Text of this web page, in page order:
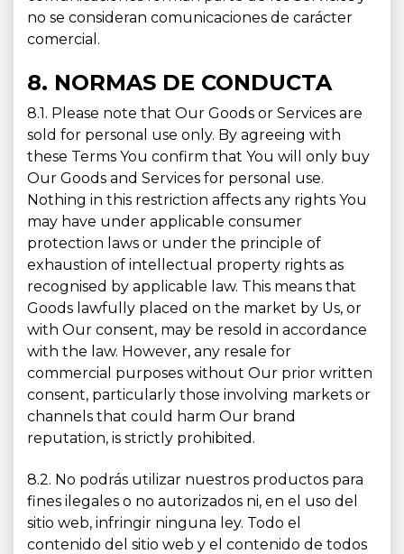
no se consideran comunicaciones de carácter
comercial.
8. NORMAS DE CONDUCTA
8.1. Please note that Our Goods or Services are
sold for personal use only. By agreeing with
these Terms You confirm that You will only buy
Our Goods and Services for personal use.
Nothing in this restriction affects any rights You
may have under applicable consumer
protection laws or under the principle of
exhaustion of intellectual property rights as
recognised by applicable law. This means that
Goods lawfully placed on the market by Us, or
with Our consent, may be resold in accordance
with the law. However, any resale for
commercial purposes without Our prior written
consent, particularly those involving markets or
channels that could harm Our brand
reputation, is strictly prohibited.
8.2. No podrás utilizar nuestros productos para
fines ilegales o no autorizados ni, en el uso del
sitio web, infringir ninguna ley. Todo el
contenido del sitio web y el contenido de todos